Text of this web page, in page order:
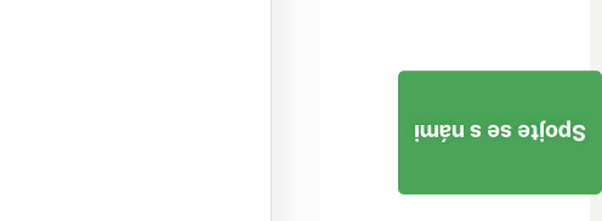
Spojte se s námi